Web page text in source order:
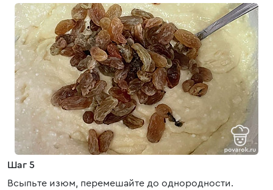
Шаг 5
Всыпьте изюм, перемешайте до однородности.